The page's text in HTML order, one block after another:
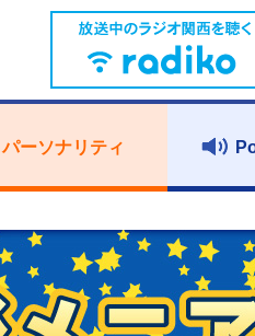
パーソナリティ